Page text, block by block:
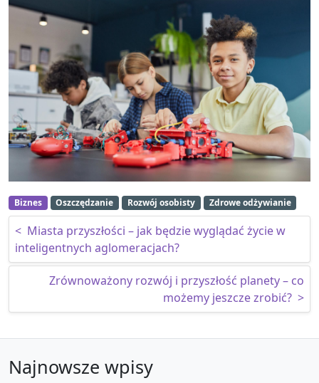
Biznes Oszczędzanie Rozwój osobisty Zdrowe odżywianie
Nawigacja wpisu
< Miasta przyszłości – jak będzie wyglądać życie w
inteligentnych aglomeracjach?
Zrównoważony rozwój i przyszłość planety – co
możemy jeszcze zrobić? >
Najnowsze wpisy